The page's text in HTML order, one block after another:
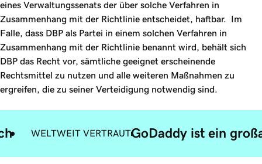
eines Verwaltungssenats der über solche Verfahren in
Zusammenhang mit der Richtlinie entscheidet, haftbar. Im
Falle, dass DBP als Partei in einem solchen Verfahren in
Zusammenhang mit der Richtlinie benannt wird, behält sich
DBP das Recht vor, sämtliche geeignet erscheinende
Rechtsmittel zu nutzen und alle weiteren Maßnahmen zu
ergreifen, die zu seiner Verteidigung notwendig sind.
WELTWEIT VERTRAUTGoDaddy ist ein